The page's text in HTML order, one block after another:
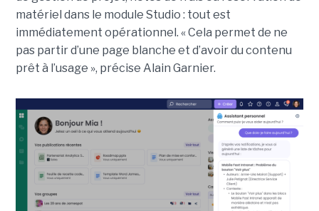
matériel dans le module Studio : tout est
immédiatement opérationnel. « Cela permet de ne
pas partir d’une page blanche et d’avoir du contenu
prêt à l’usage », précise Alain Garnier.